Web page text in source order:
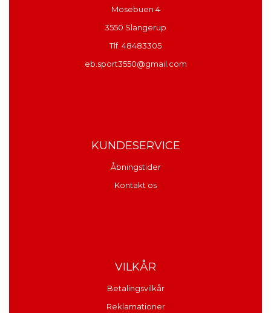
Mosebuen 4
3550 Slangerup
Tlf. 48483305
eb.sport3550@gmail.com
KUNDESERVICE
Åbningstider
Kontakt os
VILKÅR
Betalingsvilkår
Reklamationer